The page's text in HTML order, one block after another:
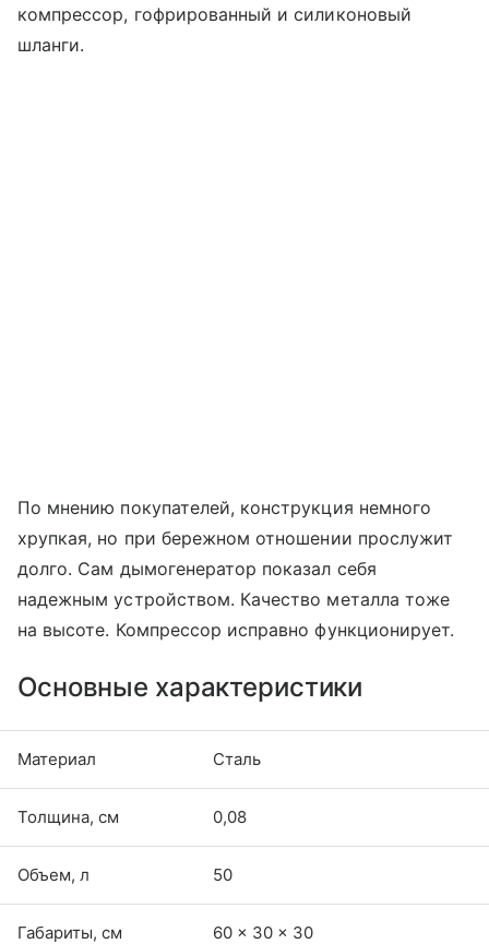
компрессор, гофрированный и силиконовый
шланги.
По мнению покупателей, конструкция немного
хрупкая, но при бережном отношении прослужит
долго. Сам дымогенератор показал себя
надежным устройством. Качество металла тоже
на высоте. Компрессор исправно функционирует.
Основные характеристики
Материал Сталь
Толщина, см 0,08
Объем, л 50
Габариты, см 60 × 30 × 30